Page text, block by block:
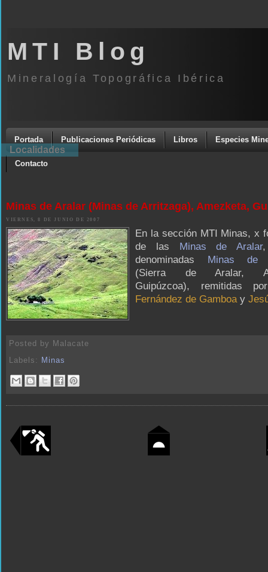
MTI Blog
Mineralogía Topográfica Ibérica
Portada Publicaciones Periódicas Libros Especies
Contacto
Minas de Aralar (Minas de Arritzaga), Amezketa,
VIERNES, 8 DE JUNIO DE 2007
En la sección MTI Minas, x
de las Minas de Aralar,
denominadas Minas de
(Sierra de Aralar,
Guipúzcoa), remitidas
Fernández de Gamboay
Posted by Malacate
Labels: Minas
Localidades